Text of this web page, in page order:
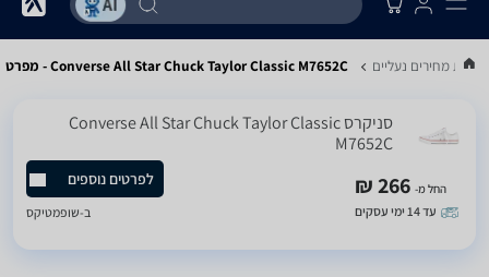
מחירים נעליים Converse All Star Chuck Taylor Classic M7652C - מפרט
‏סניקרס Converse All Star Chuck Taylor Classic
M7652C
החל מ- 266 ₪
עד 14 ימי עסקים
לפרטים נוספים
ב-שופמטיקס